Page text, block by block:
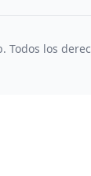
Todos los